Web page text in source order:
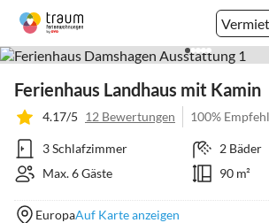
Ferienhaus Landhaus mit Kamin
4.17/5 12 Bewertungen 100%
3 Schlafzimmer
2 Bäder
Max. 6 Gäste
90 m²
EuropaAuf Karte anzeigen